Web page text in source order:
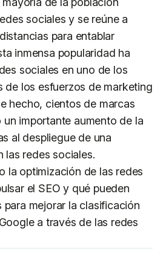
sociales y se reúne a
para entablar
inmensa popularidad ha
sociales en uno de los
de los esfuerzos de marketing
hecho, cientos de marcas
un importante aumento de la
al despliegue de una
las redes sociales.
la optimización de las redes
el SEO y qué pueden
para mejorar la clasificación
a través de las redes